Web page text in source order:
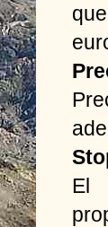
El